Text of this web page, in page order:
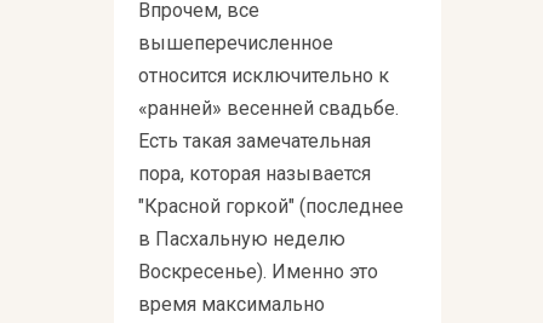
Впрочем, все
вышеперечисленное
относится исключительно к
«ранней» весенней свадьбе.
Есть такая замечательная
пора, которая называется
"Красной горкой" (последнее
в Пасхальную неделю
Воскресенье). Именно это
время максимально